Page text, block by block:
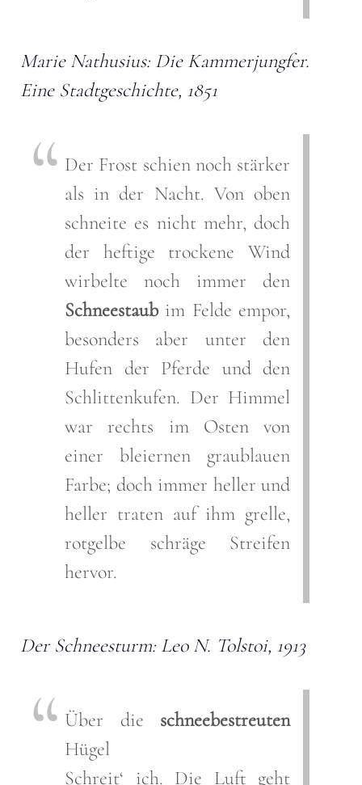
Marie Nathusius: Die Kammerjungfer.
Eine Stadtgeschichte, 1851
Der Frost schien noch stärker
als in der Nacht. Von oben
schneite es nicht mehr, doch
der heftige trockene Wind
wirbelte noch immer den
Schneestaubim Felde empor,
besonders aber unter den
Hufen der Pferde und den
Schlittenkufen. Der Himmel
war rechts im Osten von
einer bleiernen graublauen
Farbe; doch immer heller und
heller traten auf ihm grelle,
rotgelbe schräge Streifen
hervor.
Der Schneesturm: Leo N. Tolstoi, 1913
Über die schneebestreuten
Hügel
Schreit‘ ich. Die Luft geht